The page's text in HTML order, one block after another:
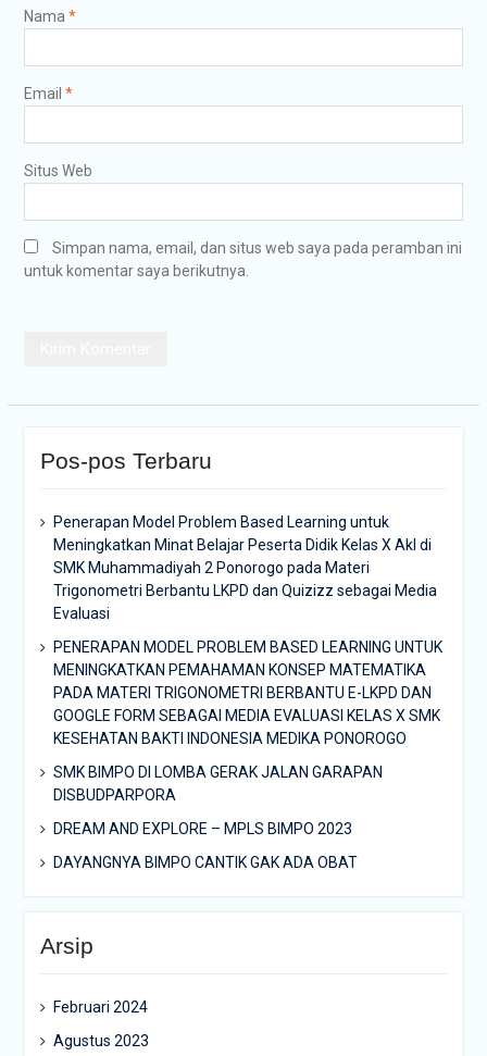
Nama *
Email *
Situs Web
Simpan nama, email, dan situs web saya pada peramban ini
untuk komentar saya berikutnya.
Pos-pos Terbaru
Penerapan Model Problem Based Learning untuk
Meningkatkan Minat Belajar Peserta Didik Kelas X Akl di
SMK Muhammadiyah 2 Ponorogo pada Materi
Trigonometri Berbantu LKPD dan Quizizz sebagai Media
Evaluasi
PENERAPAN MODEL PROBLEM BASED LEARNING UNTUK
MENINGKATKAN PEMAHAMAN KONSEP MATEMATIKA
PADA MATERI TRIGONOMETRI BERBANTU E-LKPD DAN
GOOGLE FORM SEBAGAI MEDIA EVALUASI KELAS X SMK
KESEHATAN BAKTI INDONESIA MEDIKA PONOROGO
SMK BIMPO DI LOMBA GERAK JALAN GARAPAN
DISBUDPARPORA
DREAM AND EXPLORE – MPLS BIMPO 2023
DAYANGNYA BIMPO CANTIK GAK ADA OBAT
Arsip
Februari 2024
Agustus 2023